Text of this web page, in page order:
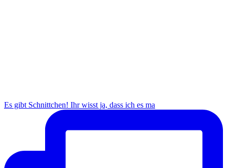
Es gibt Schnittchen! Ihr wisst ja, dass ich es ma